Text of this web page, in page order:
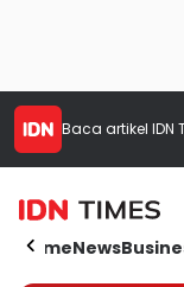
Baca artikel IDN
HomeNews